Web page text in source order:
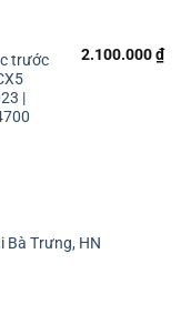
trước
|
2.100.000₫
Bà Trưng, HN